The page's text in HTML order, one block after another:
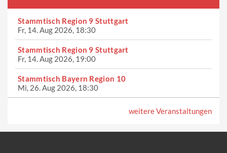
Stammtisch Region 9 Stuttgart
Fr, 14. Aug 2026, 18:30
Stammtisch Region 9 Stuttgart
Fr, 14. Aug 2026, 19:00
Stammtisch Bayern Region 10
Mi, 26. Aug 2026, 18:30
weitere Veranstaltungen